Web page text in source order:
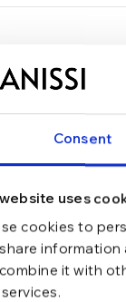
Consent
uses
cookies to
it with
Big Crystal